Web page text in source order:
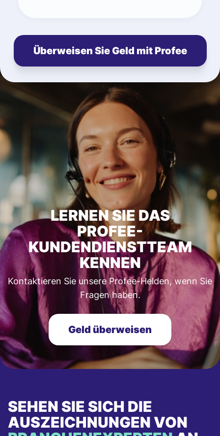
Überweisen Sie Geld mit Profee
LERNEN SIE DAS
PROFEE-
KUNDENDIENSTTEAM
KENNEN
Kontaktieren Sie unsere Profee-Helden, wenn Sie
Fragen haben.
Geld überweisen
SEHEN SIE SICH DIE
AUSZEICHNUNGEN VON